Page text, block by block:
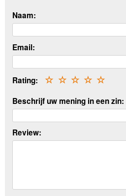
Naam:
Email:
Rating: ☆
☆
☆
☆
☆
Beschrijf uw mening in een zin:
Review: